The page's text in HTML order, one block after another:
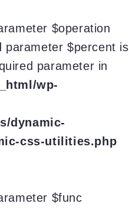
$operation
parameter $percent is
parameter in
wp-
dynamic-
css-utilities.php
$func